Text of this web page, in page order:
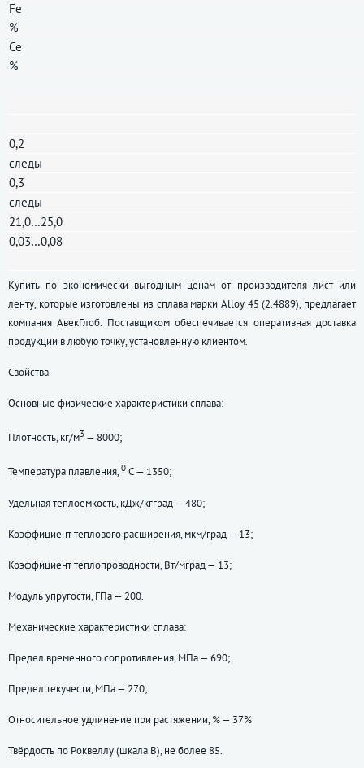
Fe
%
Ce
%
0,2
следы
0,3
следы
21,0…25,0
0,03…0,08
Купить по экономически выгодным ценам от производителя лист или
ленту, которые изготовлены из сплава марки Alloy 45 (2.4889), предлагает
компания АвекГлоб. Поставщиком обеспечивается оперативная доставка
продукции в любую точку, установленную клиентом.
Свойства
Основные физические характеристики сплава:
Плотность, кг/м3 — 8000;
Температура плавления,0 С — 1350;
Удельная теплоёмкость, кДж/кгград — 480;
Коэффициент теплового расширения, мкм/град — 13;
Коэффициент теплопроводности, Вт/мград — 13;
Модуль упругости, ГПа — 200.
Механические характеристики сплава:
Предел временного сопротивления, МПа — 690;
Предел текучести, МПа — 270;
Относительное удлинение при растяжении, % — 37%
Твёрдость по Роквеллу (шкала В), не более 85.